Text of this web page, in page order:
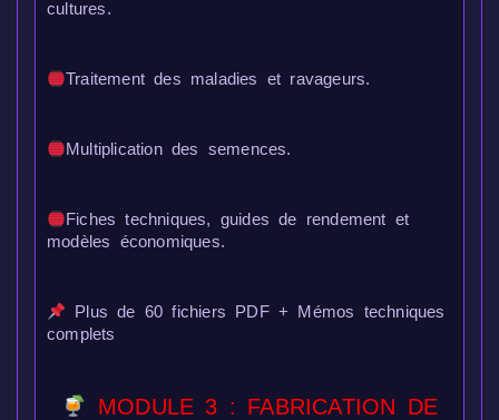
cultures.
Traitement des maladies et ravageurs.
Multiplication des semences.
Fiches techniques, guides de rendement et
modèles économiques.
Plus de 60 fichiers PDF + Mémos techniques
complets
MODULE 3 : FABRICATION DE